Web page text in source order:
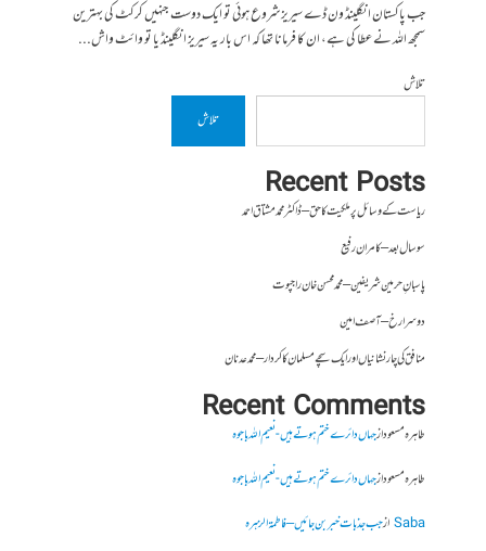
جب پاکستان انگلینڈ ون ڈے سیریز شروع ہوئی تو ایک دوست جنہیں کرکٹ کی بہترین
سمجھ اللہ نے عطا کی ہے، ان کا فرمانا تھا کہ اس بار یہ سیریز انگلینڈ یا تو وائٹ واش...
تلاش
تلاش
Recent Posts
ریاست کے وسائل پر ملکیت کا حق – ڈاکٹر محمد مشتاق احمد
سو سال بعد – کامران رفیع
پاسبانِ حرمین شریفین – محمد محسن خان راجپوت
دوسرا رخ – آصف امین
منافق کی چار نشانیاں اور ایک سچے مسلمان کا کردار – محمد عدنان
Recent Comments
طاہرہ مسعودازجہاں دائرے ختم ہوتے ہیں- نعیم اللہ باجوہ
طاہرہ مسعودازجہاں دائرے ختم ہوتے ہیں- نعیم اللہ باجوہ
Sabaازجب جذبات خبر بن جائیں – فاطمۃالزہرہ